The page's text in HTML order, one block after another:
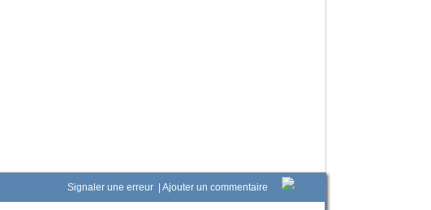
Signaler une erreur Ajouter un commentaire